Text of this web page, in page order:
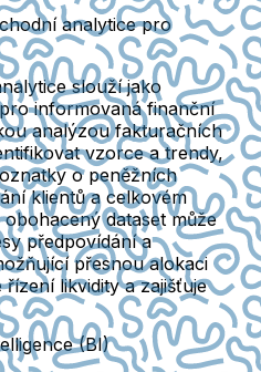
analytice pro
slouží jako
informovaná finanční
analýzou fakturačních
vzorce a trendy,
o peněžních
klientů a celkovém
dataset může
předpovídání a
přesnou alokaci
likvidity a zajišťuje
(BI)